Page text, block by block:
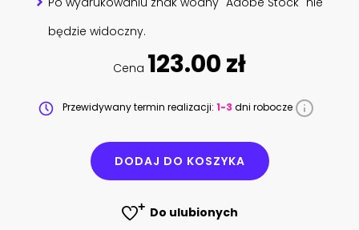
będzie widoczny.
Cena 123.00 zł
Przewidywany termin realizacji: 1-3 dni robocze
DODAJ DO KOSZYKA
Do ulubionych